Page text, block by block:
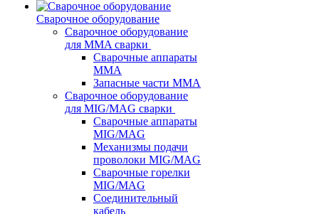
Сварочное оборудование
Сварочное оборудование
для MMA сварки
Сварочные аппараты
MMA
Запасные части MMA
Сварочное оборудование
для MIG/MAG сварки
Сварочные аппараты
MIG/MAG
Механизмы подачи
проволоки MIG/MAG
Сварочные горелки
MIG/MAG
Соединительный
кабель